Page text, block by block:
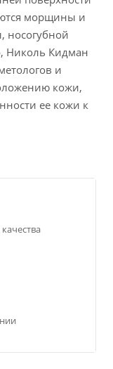
морщины и
носогубной
Николь Кидман
и
кожи,
ее кожи к